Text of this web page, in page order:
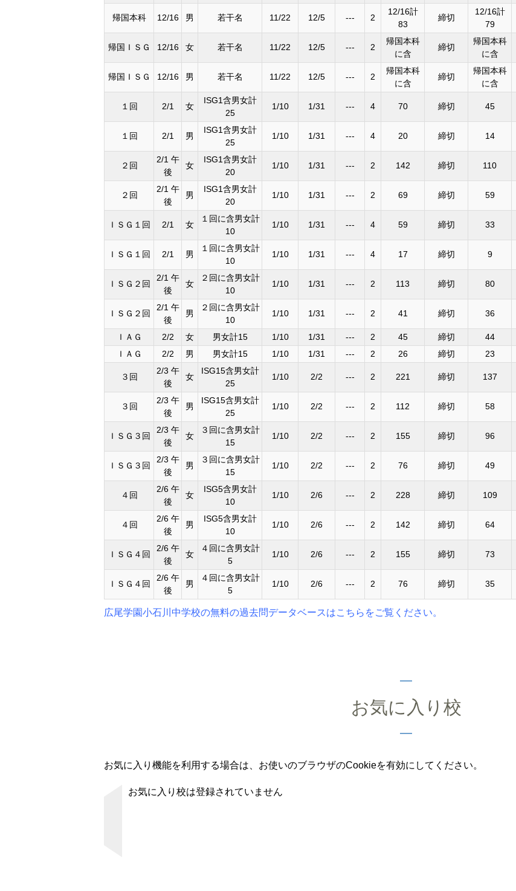
帰国本科 12/16 男 若干名 11/22 12/5 --- 2
12/16計
83
締切
12/16計
79
帰国ＩＳＧ 12/16 女 若干名 11/22 12/5 --- 2
帰国本科
に含
締切
帰国本科
に含
帰国ＩＳＧ 12/16 男 若干名 11/22 12/5 --- 2
帰国本科
に含
締切
帰国本科
に含
１回 2/1 女
ISG1含男女計
25
1/10 1/31 --- 4 70 締切 45
１回 2/1 男
ISG1含男女計
25
1/10 1/31 --- 4 20 締切 14
２回
2/1 午
後
女
ISG1含男女計
20
1/10 1/31 --- 2 142 締切 110
２回
2/1 午
後
男
ISG1含男女計
20
1/10 1/31 --- 2 69 締切 59
ＩＳＧ１回 2/1 女
１回に含男女計
10
1/10 1/31 --- 4 59 締切 33
ＩＳＧ１回 2/1 男
１回に含男女計
10
1/10 1/31 --- 4 17 締切 9
ＩＳＧ２回
2/1 午
後
女
２回に含男女計
10
1/10 1/31 --- 2 113 締切 80
ＩＳＧ２回
2/1 午
後
男
２回に含男女計
10
1/10 1/31 --- 2 41 締切 36
ＩＡＧ 2/2 女 男女計15 1/10 1/31 --- 2 45 締切 44
ＩＡＧ
2/2 男 男女計15 1/10 1/31 --- 2 26 締切 23
３回
2/3 午
後
女
ISG15含男女計
25
1/10 2/2 --- 2 221 締切 137
３回
2/3 午
後
男
ISG15含男女計
25
1/10 2/2 --- 2 112 締切 58
ＩＳＧ３回
2/3 午
後
女
３回に含男女計
15
1/10 2/2 --- 2 155 締切 96
ＩＳＧ３回
2/3 午
後
男
３回に含男女計
15
1/10 2/2 --- 2 76 締切 49
４回
2/6 午
後
女
ISG5含男女計
10
1/10 2/6 --- 2 228 締切 109
４回
2/6 午
後
男
ISG5含男女計
10
1/10 2/6 --- 2 142 締切 64
ＩＳＧ４回
2/6 午
後
女
４回に含男女計
5
1/10 2/6 --- 2 155 締切 73
ＩＳＧ４回
2/6 午
後
男
４回に含男女計
5
1/10 2/6 --- 2 76 締切 35
広尾学園小石川中学校の無料の過去問データベースはこちらをご覧ください。
お気に入り校
お気に入り機能を利用する場合は、お使いのブラウザのCookieを有効にしてください。
お気に入り校は登録されていません